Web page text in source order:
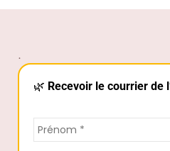
.
🌿 Recevoir le courrier de